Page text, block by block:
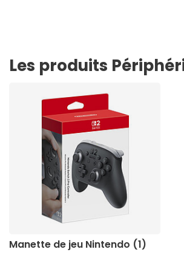
Les produits
Manette de jeu Nintendo (1)